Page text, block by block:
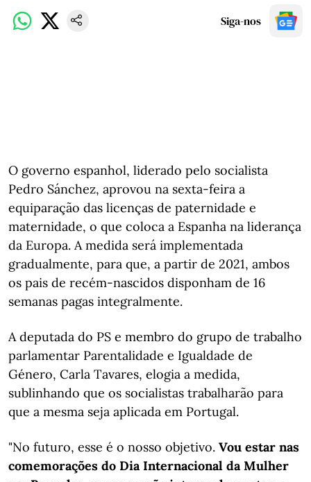
Siga-nos
O governo espanhol, liderado pelo socialista
Pedro Sánchez, aprovou na sexta-feira a
equiparação das licenças de paternidade e
maternidade, o que coloca a Espanha na liderança
da Europa. A medida será implementada
gradualmente, para que, a partir de 2021, ambos
os pais de recém-nascidos disponham de 16
semanas pagas integralmente.
A deputada do PS e membro do grupo de trabalho
parlamentar Parentalidade e Igualdade de
Género, Carla Tavares, elogia a medida,
sublinhando que os socialistas trabalharão para
que a mesma seja aplicada em Portugal.
"No futuro, esse é o nosso objetivo. Vou estar nas
comemorações do Dia Internacional da Mulher